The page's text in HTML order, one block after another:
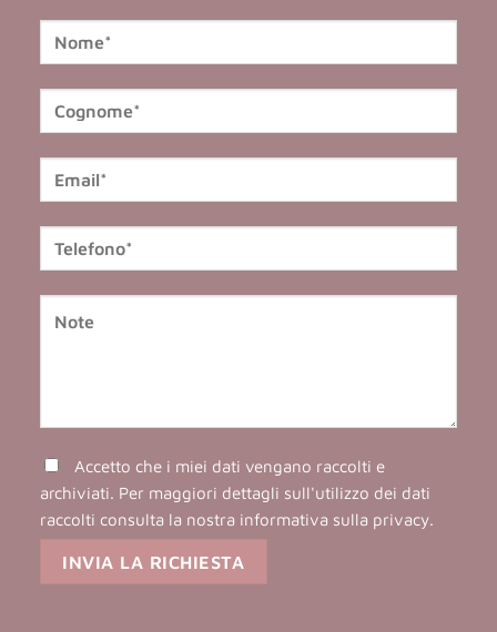
Accetto che i miei dati vengano raccolti e
archiviati. Per maggiori dettagli sull'utilizzo dei dati
raccolti consulta la nostra informativa sulla privacy.